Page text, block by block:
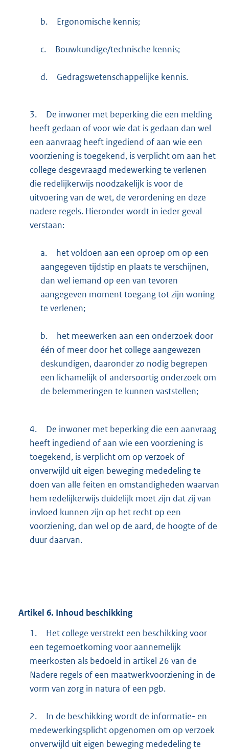
b. Ergonomische kennis;
c. Bouwkundige/technische kennis;
d. Gedragswetenschappelijke kennis.
3.
De inwoner met beperking die een melding
heeft gedaan of voor wie dat is gedaan dan wel
een aanvraag heeft ingediend of aan wie een
voorziening is toegekend, is verplicht om aan het
college desgevraagd medewerking te verlenen
die redelijkerwijs noodzakelijk is voor de
uitvoering van de wet, de verordening en deze
nadere regels. Hieronder wordt in ieder geval
verstaan:
a.
het voldoen aan een oproep om op een
aangegeven tijdstip en plaats te verschijnen,
dan wel iemand op een van tevoren
aangegeven moment toegang tot zijn woning
te verlenen;
b.
het meewerken aan een onderzoek door
één of meer door het college aangewezen
deskundigen, daaronder zo nodig begrepen
een lichamelijk of andersoortig onderzoek om
de belemmeringen te kunnen vaststellen;
4.
De inwoner met beperking die een aanvraag
heeft ingediend of aan wie een voorziening is
toegekend, is verplicht om op verzoek of
onverwijld uit eigen beweging mededeling te
doen van alle feiten en omstandigheden waarvan
hem redelijkerwijs duidelijk moet zijn dat zij van
invloed kunnen zijn op het recht op een
voorziening, dan wel op de aard, de hoogte of de
duur daarvan.
Artikel 6. Inhoud beschikking
1.
Het college verstrekt een beschikking voor
een tegemoetkoming voor aannemelijk
meerkosten als bedoeld in artikel 26 van de
Nadere regels of een maatwerkvoorziening in de
vorm van zorg in natura of een pgb.
2.
In de beschikking wordt de informatie- en
medewerkingsplicht opgenomen om op verzoek
onverwijld uit eigen beweging mededeling te